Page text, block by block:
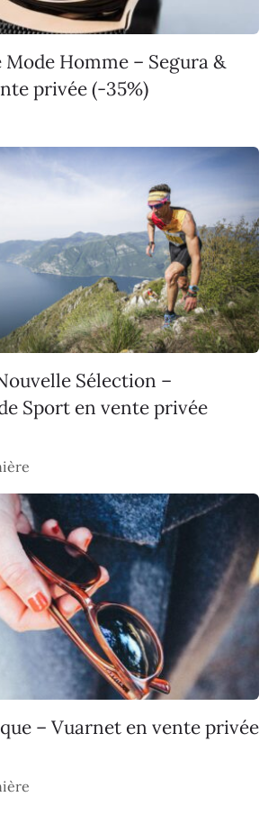
Homme – Segura &
privée (-35%)
Sélection –
Sport en vente privée
– Vuarnet en vente privée